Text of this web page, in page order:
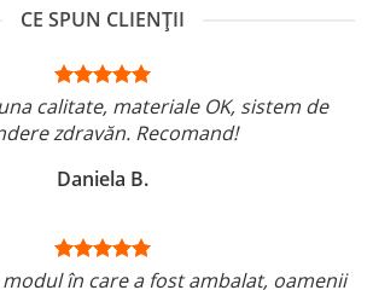
CE SPUN CLIENȚII
calitate, materiale OK, sistem de
zdravăn. Recomand!
Daniela B.
în care a fost ambalat, oamenii